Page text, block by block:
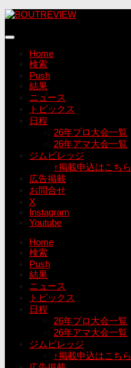
コ
テ
Home
検索
Push
結果
ニュース
トピックス
日程
26年プロ大会一覧
26年アマ大会一覧
ジムビレッジ
↑掲載申込はこちら
広告掲載
お問合せ
X
Instagram
Youtube
Home
検索
Push
結果
ニュース
トピックス
日程
26年プロ大会一覧
26年アマ大会一覧
ジムビレッジ
↑掲載申込はこちら